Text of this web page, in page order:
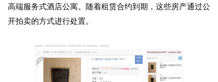
高端服务式酒店公寓。随着租赁合约到期，这些房产通过公
开拍卖的方式进行处置。